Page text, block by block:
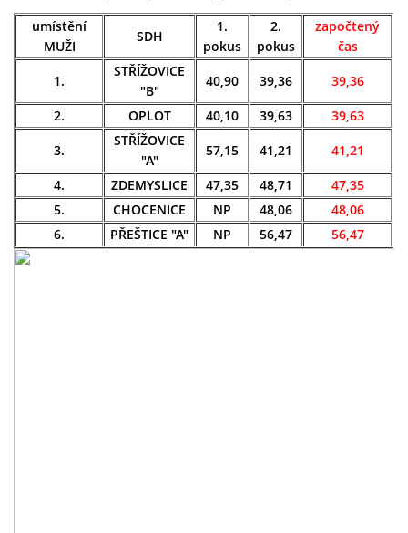
SH ČMS - SDH STŘÍŽOVICE
Střížovice 157, 332 07
IČO: 49183516
číslo účtu: 193707116/0300
Starosta sboru: Vladimír Plic
tel: +420 603 789 645
email: PlicVlada@seznam.cz
umístění
MUŽI
SDH
1.
pokus
2.
pokus
započtený
čas
1.
STŘÍŽOVICE
"B"
40,90 39,36
39,36
2.
OPLOT 40,10 39,63
39,63
3.
STŘÍŽOVICE
"A"
57,15 41,21
41,21
4.
ZDEMYSLICE 47,35 48,71
47,35
5.
CHOCENICE NP 48,06
48,06
6.
PŘEŠTICE "A" NP 56,47 56,47